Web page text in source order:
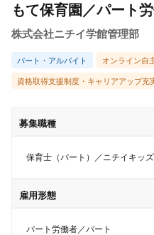
もて保育園／パート
株式会社ニチイ学館管理部
パート・アルバイト オンライン自
資格取得支援制度・キャリアアップ充
募集職種
保育士（パート）／ニチイキッ
雇用形態
パート労働者／パート